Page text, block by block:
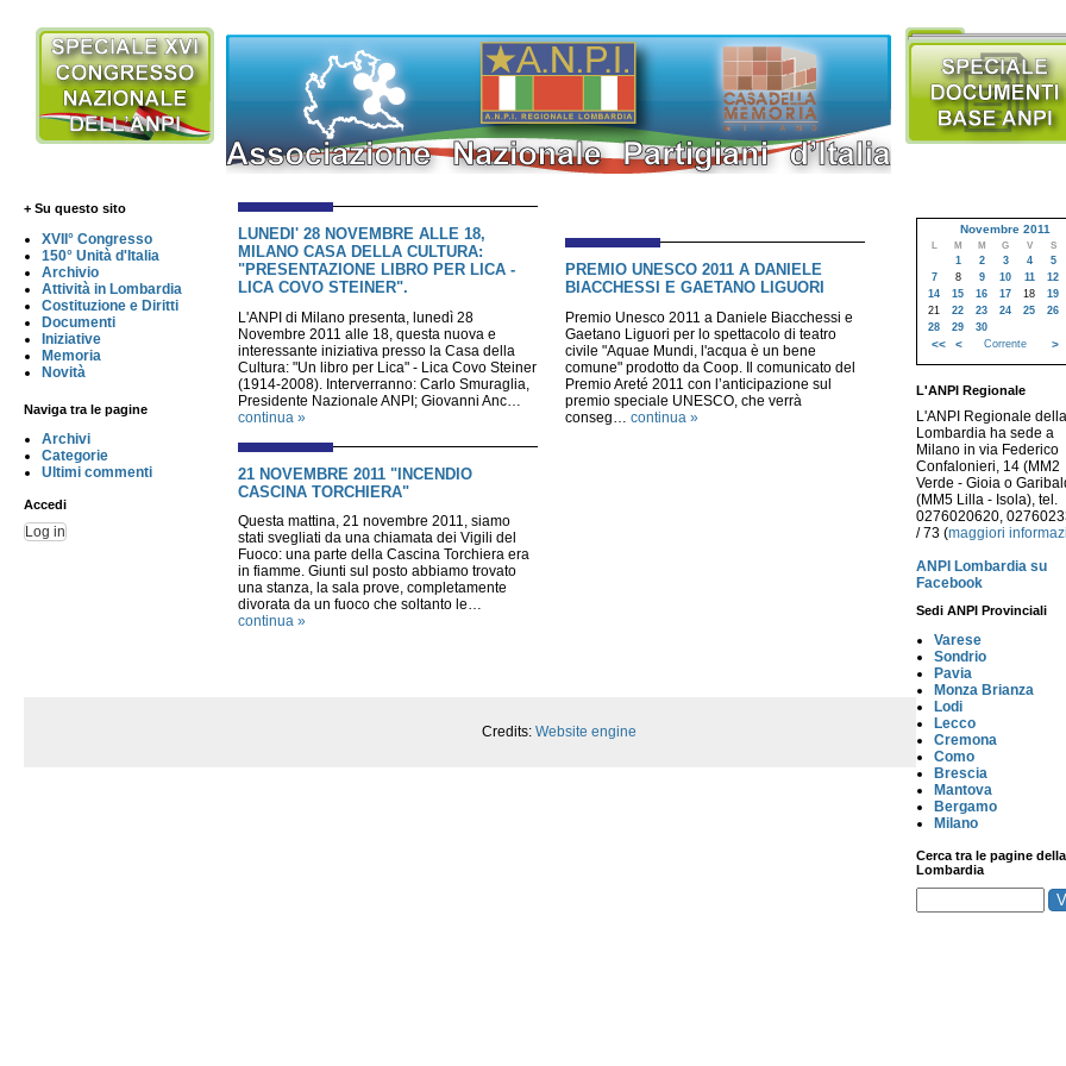
+ Su questo sito
XVII° Congresso
150° Unità d'Italia
Archivio
Attività in Lombardia
Costituzione e Diritti
Documenti
Iniziative
Memoria
Novità
Naviga tra le pagine
Archivi
Categorie
Ultimi commenti
Accedi
Log in
LUNEDI' 28 NOVEMBRE ALLE 18,
MILANO CASA DELLA CULTURA:
"PRESENTAZIONE LIBRO PER LICA -
LICA COVO STEINER".
L'ANPI di Milano presenta, lunedì 28
Novembre 2011 alle 18, questa nuova e
interessante iniziativa presso la Casa della
Cultura: "Un libro per Lica" - Lica Covo Steiner
(1914-2008). Interverranno: Carlo Smuraglia,
Presidente Nazionale ANPI; Giovanni Anc…
continua »
PREMIO UNESCO 2011 A DANIELE
BIACCHESSI E GAETANO LIGUORI
Premio Unesco 2011 a Daniele Biacchessi e
Gaetano Liguori per lo spettacolo di teatro
civile "Aquae Mundi, l'acqua è un bene
comune" prodotto da Coop. Il comunicato del
Premio Areté 2011 con l’anticipazione sul
premio speciale UNESCO, che verrà
conseg… continua »
21 NOVEMBRE 2011 "INCENDIO
CASCINA TORCHIERA"
Questa mattina, 21 novembre 2011, siamo
stati svegliati da una chiamata dei Vigili del
Fuoco: una parte della Cascina Torchiera era
in fiamme. Giunti sul posto abbiamo trovato
una stanza, la sala prove, completamente
divorata da un fuoco che soltanto le…
continua »
Novembre 2011
L M M G V S
1 2 3 4 5
7
8 9 10 11 12
14
15 16 17 18 19
21
22 23 24 25 26
28
29 30
<< < Corrente >
L'ANPI Regionale
L'ANPI Regionale della
Lombardia ha sede a
Milano in via Federico
Confalonieri, 14 (MM2
Verde - Gioia o
(MM5 Lilla - Isola), tel.
0276020620,
/ 73 (maggiori
ANPI Lombardia su
Facebook
Sedi ANPI Provinciali
Varese
Sondrio
Pavia
Monza Brianza
Lodi
Lecco
Cremona
Como
Brescia
Mantova
Bergamo
Milano
Cerca tra le pagine della
Lombardia
Credits: Website engine